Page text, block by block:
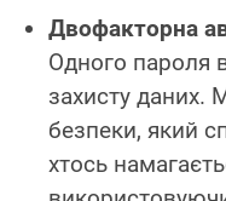
Двофакторна
Одного пароля
захисту даних.
безпеки, який
хтось